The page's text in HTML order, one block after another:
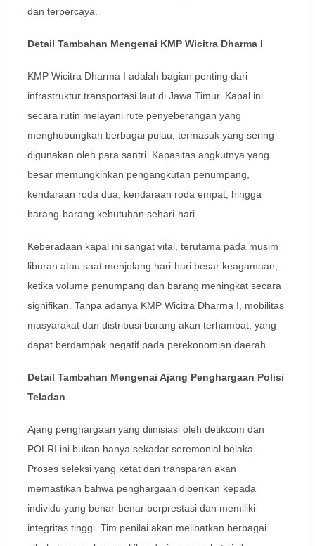
dan terpercaya.
Detail Tambahan Mengenai KMP Wicitra Dharma I
KMP Wicitra Dharma I adalah bagian penting dari
infrastruktur transportasi laut di Jawa Timur. Kapal ini
secara rutin melayani rute penyeberangan yang
menghubungkan berbagai pulau, termasuk yang sering
digunakan oleh para santri. Kapasitas angkutnya yang
besar memungkinkan pengangkutan penumpang,
kendaraan roda dua, kendaraan roda empat, hingga
barang-barang kebutuhan sehari-hari.
Keberadaan kapal ini sangat vital, terutama pada musim
liburan atau saat menjelang hari-hari besar keagamaan,
ketika volume penumpang dan barang meningkat secara
signifikan. Tanpa adanya KMP Wicitra Dharma I, mobilitas
masyarakat dan distribusi barang akan terhambat, yang
dapat berdampak negatif pada perekonomian daerah.
Detail Tambahan Mengenai Ajang Penghargaan Polisi
Teladan
Ajang penghargaan yang diinisiasi oleh detikcom dan
POLRI ini bukan hanya sekadar seremonial belaka.
Proses seleksi yang ketat dan transparan akan
memastikan bahwa penghargaan diberikan kepada
individu yang benar-benar berprestasi dan memiliki
integritas tinggi. Tim penilai akan melibatkan berbagai